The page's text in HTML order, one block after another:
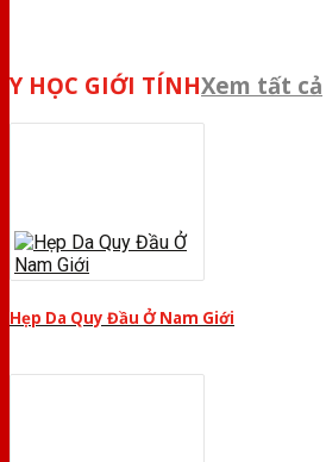
Y HỌC GIỚI TÍNHXem tất cả
Hẹp Da Quy Đầu Ở Nam Giới